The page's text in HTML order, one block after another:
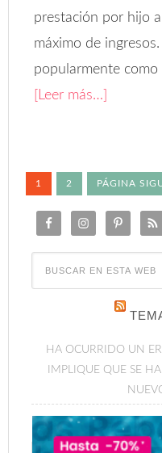
prestación por hijo
máximo de
popularmente como
[Leer más…]
1 2 PÁGINA
HA OCURRIDO UN
IMPLIQUE QUE SE